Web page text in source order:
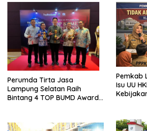
Perumda Tirta Jasa
Lampung Selatan Raih
Bintang 4 TOP BUMD Awards
Pemkab
Isu UU